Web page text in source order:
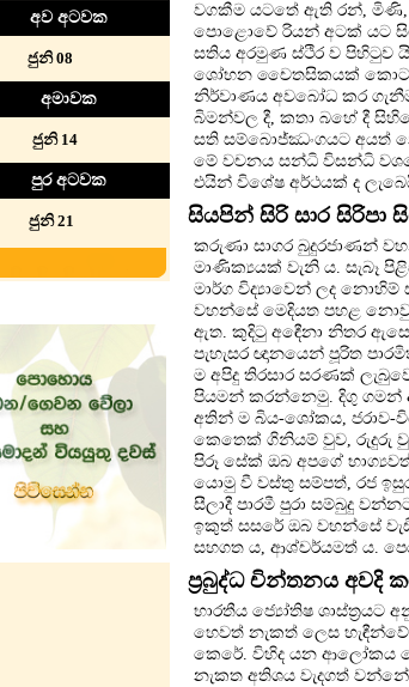
අව අටවක
‍‍‍ජුනි 08
අමාවක
ජුනි 14
පුර අටවක
ජුනි 21
වගකීම යටතේ ඇති රන්, මිණි,
පොළොවේ රියන් අටක් යට
සතිය අරමුණ ස්ථිර ව පිහිටුව
ශෝභන චෛතසිකයක් කොට
නිර්වාණය අවබෝධ කර
බිමන්වල දී, කතා බහේ දී
සති සම්බොජ්ඣංගයට අයත්
මේ වචනය සන්ධි විසන්ධි
එයින් විශේෂ අර්ථයක් ද
සියපින් සිරි සාර සිරිපා
කරුණා සාගර බුදුරජාණන්
මාණික්‍යයක් වැනි ය. සැබෑ
මාර්ග විද්‍යාවෙන් ලද
වහන්සේ මෙදියත පහළ
ඇත. කුදිටු අඳෙීනා නිතර
පැහැසර ඥානයෙන් පූරිත
ම අපිදු තිරසාර සරණක්
පියමන් කරන්නෙමු. දිගු ගමන්
අතින් ම බිය-ශෝකය, ජරාව-
කෙතෙක් ගිනියම් වුව, රුදුරු
පිරූ සේක් ඔබ අපගේ
යොමු වී වස්තු සම්පත්, රජ
සීලාදී පාරමී පුරා සම්බුදු
ඉකුත් සසරේ ඔබ වහන්සේ
සහගත ය, ආශ්චර්යමත් ය.
ප්‍රබුද්ධ චින්තනය අවදි
භාරතීය ජ්‍යෝතිෂ ශාස්ත්‍රයට
හෙවත් නැකත් ලෙස
කෙරේ. විහිද යන ආලෝකය
නැකත අතිශය වැදගත්